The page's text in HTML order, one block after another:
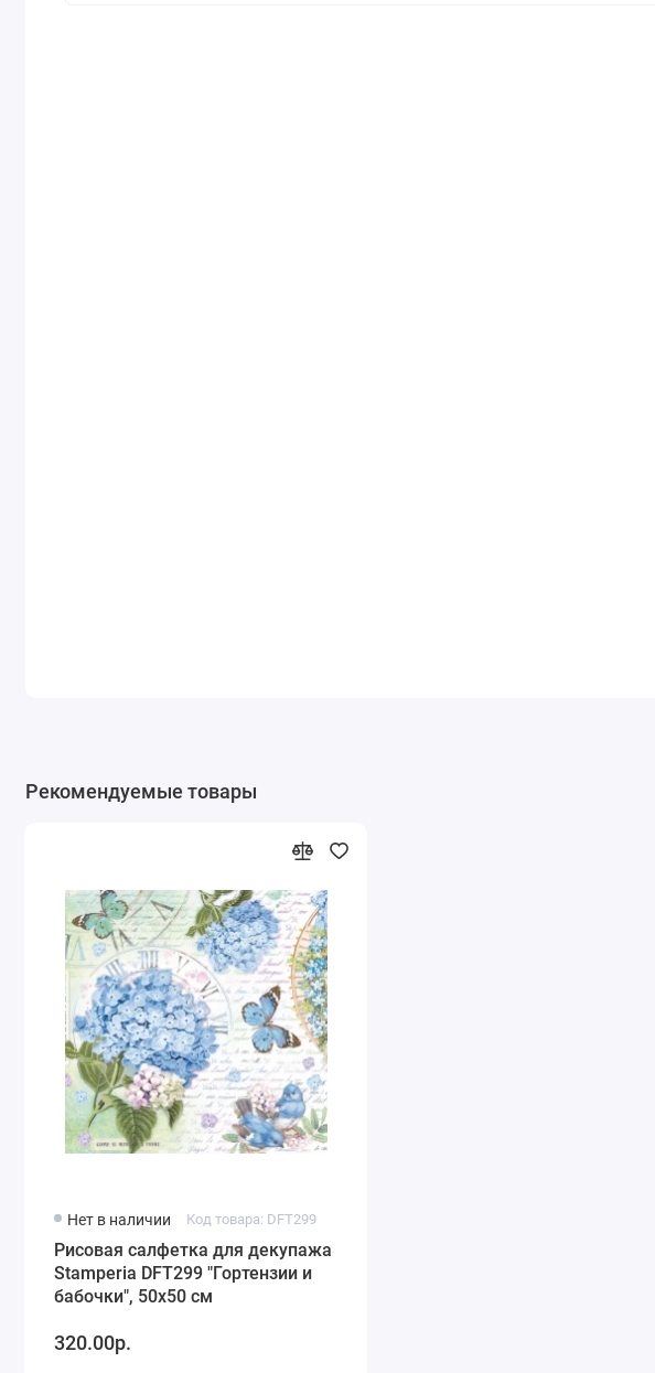
Рекомендуемые товары
Нет в наличии Код товара: DFT299
Рисовая салфетка для декупажа
Stamperia DFT299 "Гортензии и
бабочки", 50х50 см
320.00р.